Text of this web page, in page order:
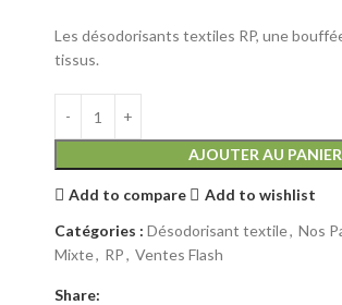
Les désodorisants textiles RP, une
tissus.
AJOUTER AU PANIER
Add to compare
Add to wishlist
Catégories : Désodorisant textile, Nos
Mixte, RP, Ventes Flash
Share: